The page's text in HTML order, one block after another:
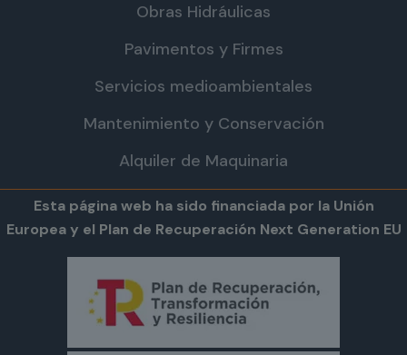
Obras Hidráulicas
Pavimentos y Firmes
Servicios medioambientales
Mantenimiento y Conservación
Alquiler de Maquinaria
Esta página web ha sido financiada por la Unión
Europea y el Plan de Recuperación Next Generation EU